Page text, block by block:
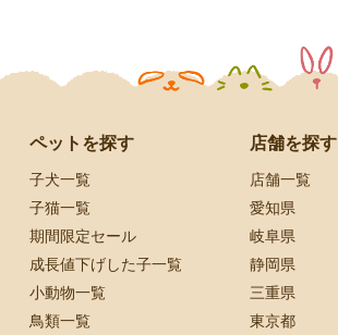
ペットを探す
子犬一覧
子猫一覧
期間限定セール
成長値下げした子一覧
小動物一覧
鳥類一覧
店舗を探す
店舗一覧
愛知県
岐阜県
静岡県
三重県
東京都